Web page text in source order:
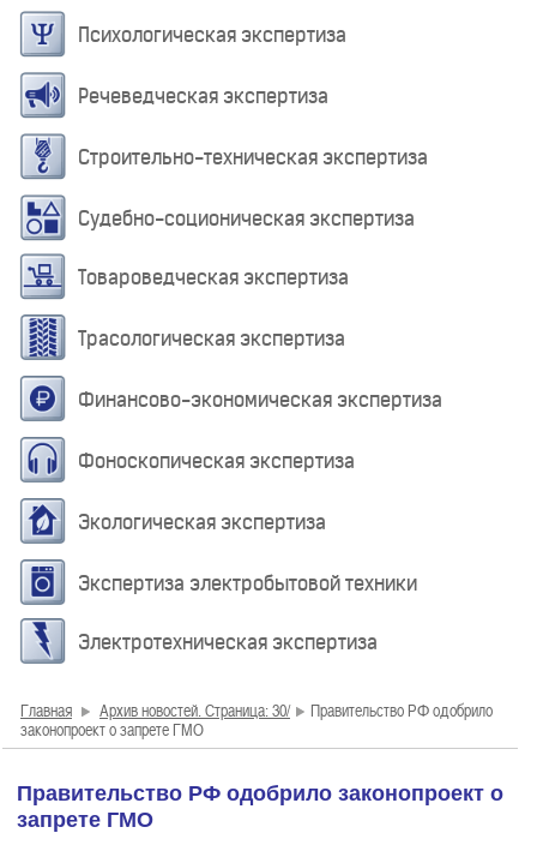
Психологическая экспертиза
Речеведческая экспертиза
Строительно-техническая экспертиза
Судебно-соционическая экспертиза
Товароведческая экспертиза
Трасологическая экспертиза
Финансово-экономическая экспертиза
Фоноскопическая экспертиза
Экологическая экспертиза
Экспертиза электробытовой техники
Электротехническая экспертиза
Главная Архив новостей. Страница: 30/
Правительство РФ одобрило
законопроект о запрете ГМО
Правительство РФ одобрило законопроект о
запрете ГМО